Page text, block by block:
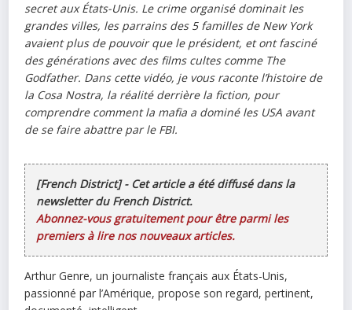
secret aux États-Unis. Le crime organisé dominait les
grandes villes, les parrains des 5 familles de New York
avaient plus de pouvoir que le président, et ont fasciné
des générations avec des films cultes comme The
Godfather. Dans cette vidéo, je vous raconte l’histoire de
la Cosa Nostra, la réalité derrière la fiction, pour
comprendre comment la mafia a dominé les USA avant
de se faire abattre par le FBI.
[French District] - Cet article a été diffusé dans la
newsletter du French District.
Abonnez-vous gratuitement pour être parmi les
premiers à lire nos nouveaux articles.
Arthur Genre, un journaliste français aux États-Unis,
passionné par l’Amérique, propose son regard, pertinent,